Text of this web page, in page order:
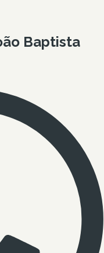
Baptista